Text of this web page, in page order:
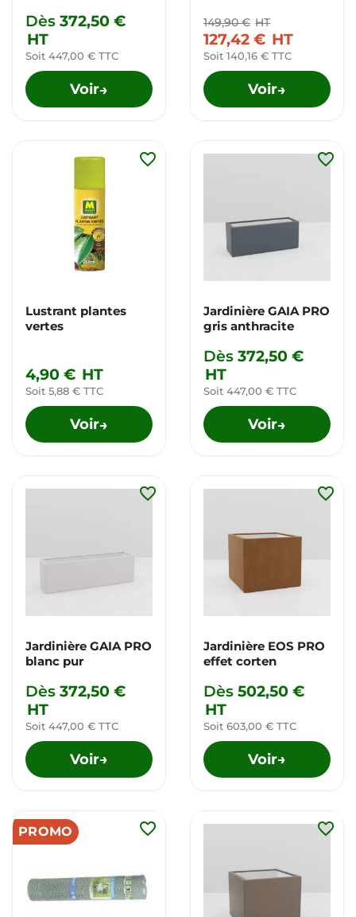
Dès 372,50 €
HT
Soit 447,00 € TTC
Voir→
149,90 € HT
127,42 € HT
Soit 140,16 € TTC
Voir→
Lustrant plantes
vertes
4,90 € HT
Soit 5,88 € TTC
Voir→
favorite_border
Jardinière GAIA PRO
gris anthracite
Dès 372,50 €
HT
Soit 447,00 € TTC
Voir→
favorite_border
Jardinière GAIA PRO
blanc pur
Dès 372,50 €
HT
Soit 447,00 € TTC
Voir→
favorite_border
Jardinière EOS PRO
effet corten
Dès 502,50 €
HT
Soit 603,00 € TTC
Voir→
favorite_border
PROMO favorite_border favorite_border